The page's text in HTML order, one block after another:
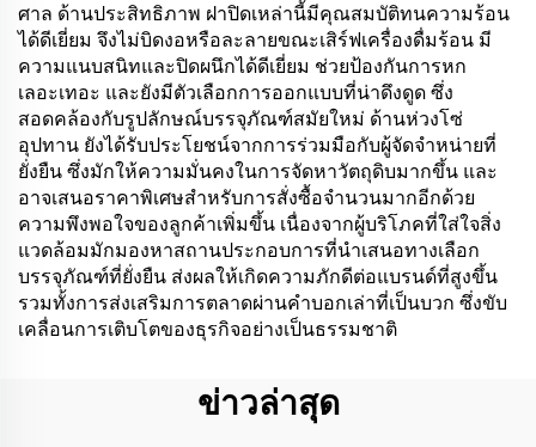
ศาล ด้านประสิทธิภาพ ฝาปิดเหล่านี้มีคุณสมบัติทนความร้อน
ได้ดีเยี่ยม จึงไม่บิดงอหรือละลายขณะเสิร์ฟเครื่องดื่มร้อน มี
ความแนบสนิทและปิดผนึกได้ดีเยี่ยม ช่วยป้องกันการหก
เลอะเทอะ และยังมีตัวเลือกการออกแบบที่น่าดึงดูด ซึ่ง
สอดคล้องกับรูปลักษณ์บรรจุภัณฑ์สมัยใหม่ ด้านห่วงโซ่
อุปทาน ยังได้รับประโยชน์จากการร่วมมือกับผู้จัดจำหน่ายที่
ยั่งยืน ซึ่งมักให้ความมั่นคงในการจัดหาวัตถุดิบมากขึ้น และ
อาจเสนอราคาพิเศษสำหรับการสั่งซื้อจำนวนมากอีกด้วย
ความพึงพอใจของลูกค้าเพิ่มขึ้น เนื่องจากผู้บริโภคที่ใส่ใจสิ่ง
แวดล้อมมักมองหาสถานประกอบการที่นำเสนอทางเลือก
บรรจุภัณฑ์ที่ยั่งยืน ส่งผลให้เกิดความภักดีต่อแบรนด์ที่สูงขึ้น
รวมทั้งการส่งเสริมการตลาดผ่านคำบอกเล่าที่เป็นบวก ซึ่งขับ
เคลื่อนการเติบโตของธุรกิจอย่างเป็นธรรมชาติ
ข่าวล่าสุด